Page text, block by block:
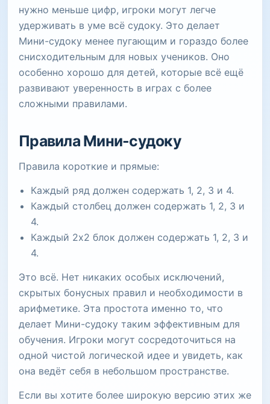
нужно меньше цифр, игроки могут легче
удерживать в уме всё судоку. Это делает
Мини-судоку менее пугающим и гораздо более
снисходительным для новых учеников. Оно
особенно хорошо для детей, которые всё ещё
развивают уверенность в играх с более
сложными правилами.
Правила Мини-судоку
Правила короткие и прямые:
Каждый ряд должен содержать 1, 2, 3 и 4.
Каждый столбец должен содержать 1, 2, 3 и
4.
Каждый 2x2 блок должен содержать 1, 2, 3 и
4.
Это всё. Нет никаких особых исключений,
скрытых бонусных правил и необходимости в
арифметике. Эта простота именно то, что
делает Мини-судоку таким эффективным для
обучения. Игроки могут сосредоточиться на
одной чистой логической идее и увидеть, как
она ведёт себя в небольшом пространстве.
Если вы хотите более широкую версию этих же